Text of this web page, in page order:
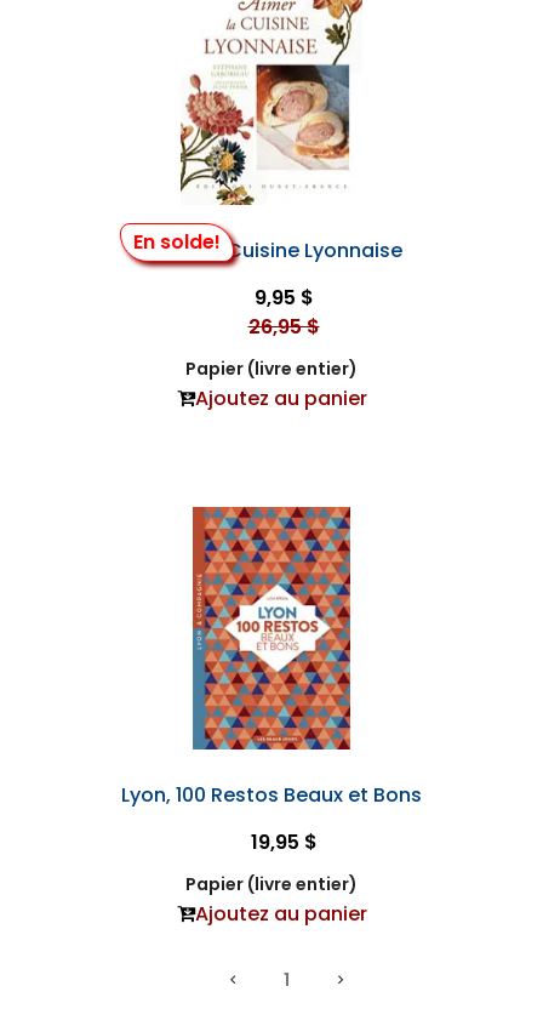
En solde!
Aimer la Cuisine Lyonnaise
9,95 $
26,95 $
Papier (livre entier)
Ajoutez au panier
Lyon, 100 Restos Beaux et Bons
19,95 $
Papier (livre entier)
Ajoutez au panier
1